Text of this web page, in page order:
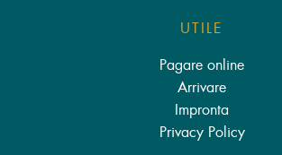
UTILE
Pagare online
Arrivare
Impronta
Privacy Policy